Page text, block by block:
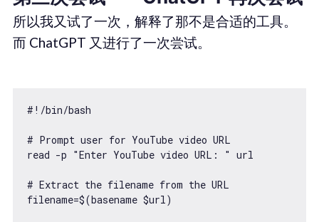
所以我又试了一次，解释了那不是合适的工具。
而 ChatGPT 又进行了一次尝试。
#!/bin/bash
# Prompt user for YouTube video URL
read -p "Enter YouTube video URL: " url
# Extract the filename from the URL
filename=$(basename $url)